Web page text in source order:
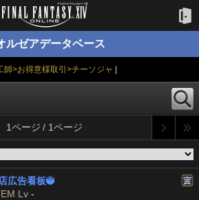
ルゼアデータベース
師>お得意様取引>チーソジャ
1ページ / 1ページ
広告看板
Lv -